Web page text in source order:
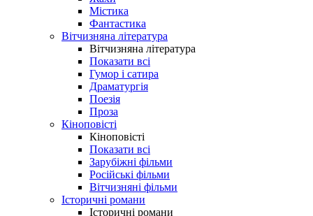
Містика
Фантастика
Вітчизняна література
Вітчизняна література
Показати всі
Гумор і сатира
Драматургія
Поезія
Проза
Кіноповісті
Кіноповісті
Показати всі
Зарубіжні фільми
Російські фільми
Вітчизняні фільми
Історичні романи
Історичні романи